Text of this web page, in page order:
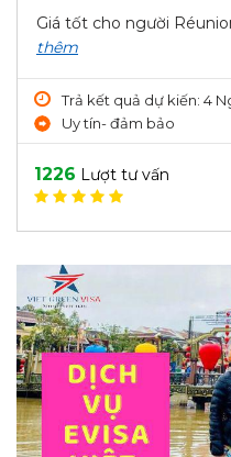
Giá tốt cho người
thêm
Trả kết quả dự kiến: 4
Uy tín- đảm bảo
1226 Lượt tư vấn